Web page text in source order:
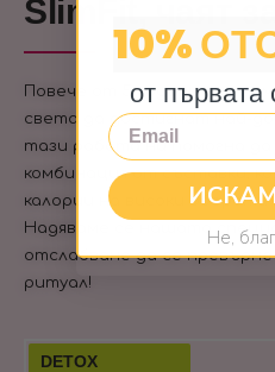
SlimFit, чаят
Повече от 5 години ние
света да достигнат най-
тази работа ни помогна
комбинация от съставки,
калории на високи обороти
Надяваме се нашата
отслабване да се
ритуал!
DETOX
10%
от първата
Email
Не,